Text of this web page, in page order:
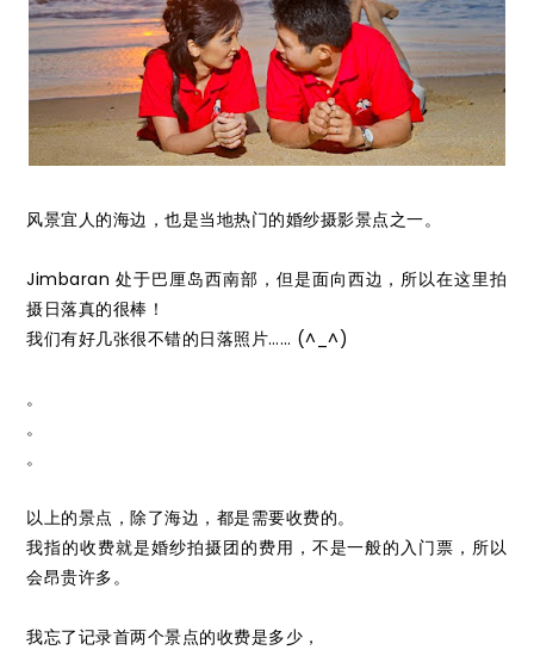
风景宜人的海边，也是当地热门的婚纱摄影景点之一。
Jimbaran 处于巴厘岛西南部，但是面向西边，所以在这里拍
摄日落真的很棒！
我们有好几张很不错的日落照片…… (^_^)
。
。
。
以上的景点，除了海边，都是需要收费的。
我指的收费就是婚纱拍摄团的费用，不是一般的入门票，所以
会昂贵许多。
我忘了记录首两个景点的收费是多少，